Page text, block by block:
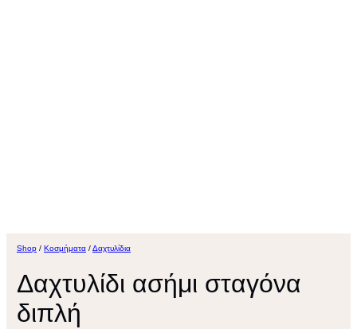
Shop / Κοσμήματα /Δαχτυλίδια
Δαχτυλίδι ασήμι σταγόνα
διπλή